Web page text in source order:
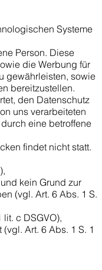
Systeme
Person. Diese
die Werbung für
gewährleisten, sowie
bereitzustellen.
den Datenschutz
uns verarbeiteten
eine betroffene
findet nicht statt.
kein Grund zur
(vgl. Art. 6 Abs. 1 S.
c DSGVO),
Art. 6 Abs. 1 S. 1